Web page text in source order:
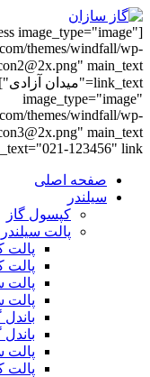
image_type="image"
themes/windfall/wp-
image_type="image"
themes/windfall/wp-
123456" link="#"]
صفحه اصلی
سیلندر
کپسول گاز
پالت سیلندر
پالت
پالت
پالت
پالت
باندل گاز
باندل گاز
پالت
پالت